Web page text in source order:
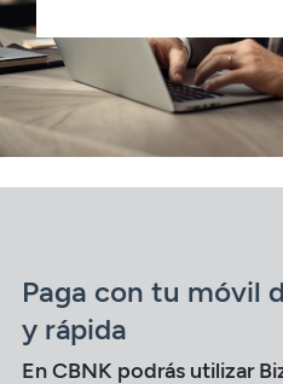
Paga con tu móvil
y rápida
En CBNK podrás utilizar